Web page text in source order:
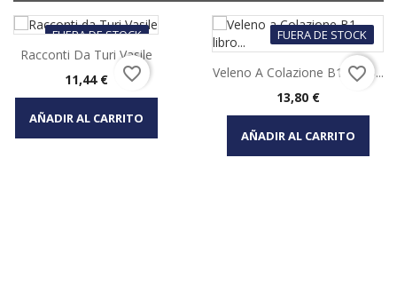
FUERA DE STOCK
Racconti Da Turi Vasile
Precio
11,44 €
AÑADIR AL CARRITO
favorite_border
FUERA DE STOCK
Veleno A Colazione B1 Libro...
Precio
13,80 €
AÑADIR AL CARRITO
favorite_border